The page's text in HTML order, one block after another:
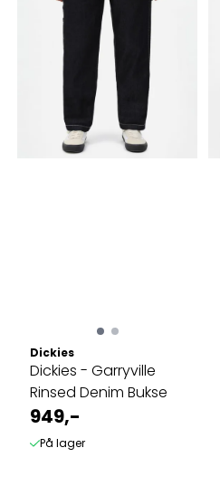
Dickies
Dickies - Garryville
Rinsed Denim Bukse
949,-
På lager